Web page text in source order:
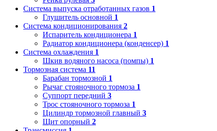
Система выпуска отработанных газов 1
Глушитель основной 1
Система кондиционирования 2
Испаритель кондиционера 1
Радиатор кондиционера (конденсер) 1
Система охлаждения 1
Шкив водяного насоса (помпы) 1
Тормозная система 11
Барабан тормозной 1
Рычаг стояночного тормоза 1
Суппорт передний 3
Трос стояночного тормоза 1
Цилиндр тормозной главный 3
Щит опорный 2